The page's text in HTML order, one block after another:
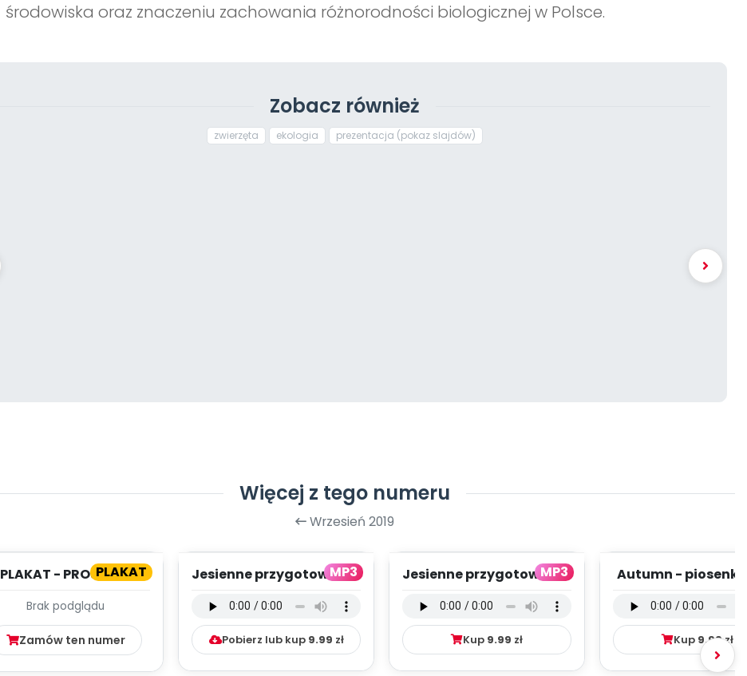
środowiska oraz znaczeniu zachowania różnorodności biologicznej w Polsce.
Zobacz również
zwierzęta ekologia prezentacja (pokaz slajdów)
Więcej z tego numeru
Wrzesień 2019
PLAKAT
PLAKAT - PROJEKTY
Brak podglądu
Zamów ten numer
MP3
Jesienne przygotowania
(PD, mp3...
Pobierz lub kup 9.99 zł
MP3
Jesienne przygotowania
mp3)
Kup 9.99 zł
Autumn -
Kup 9.99zł